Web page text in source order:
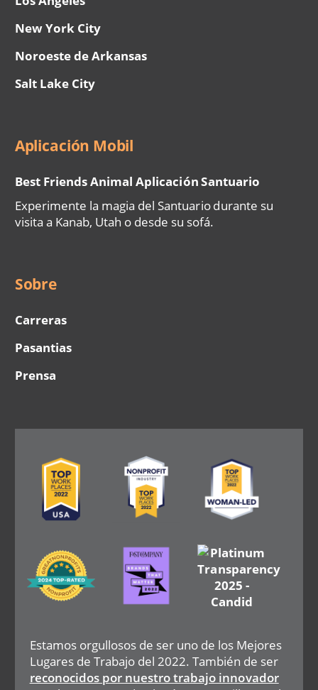
New York City
Noroeste de Arkansas
Salt Lake City
Aplicación Mobil
Best Friends Animal Aplicación Santuario
Experimente la magia del Santuario durante su
visita a Kanab, Utah o desde su sofá.
Sobre
Carreras
Pasantias
Prensa
Estamos orgullosos de ser uno de los Mejores
Lugares de Trabajo del 2022. También de ser
reconocidos por nuestro trabajo innovador
Image Image Image
Image Image